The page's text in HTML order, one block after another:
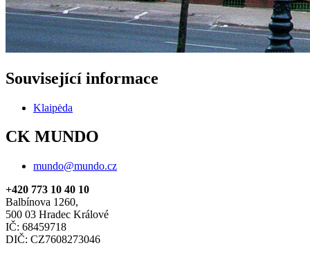
Související informace
Klaipėda
CK MUNDO
mundo@mundo.cz
+420 773 10 40 10
Balbínova 1260,
500 03 Hradec Králové
IČ: 68459718
DIČ: CZ7608273046